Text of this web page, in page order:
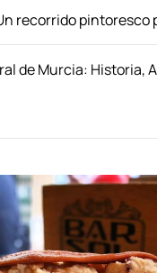
o
s
a
r
a
:
recorrido pintoresco
de Murcia: Historia,